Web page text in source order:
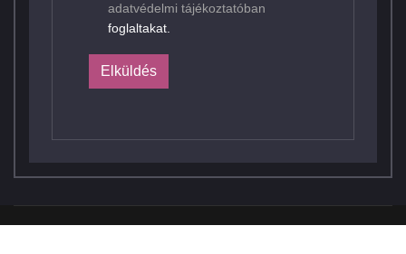
adatvédelmi tájékoztatóban
foglaltakat.
Elküldés